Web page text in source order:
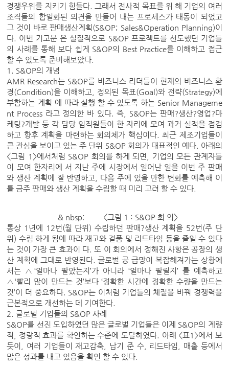
경쟁우위를 지키기 힘들다. 그래서 전사적 목표를 위 해 기업의 여러
조직들의 합일화된 의견을 만들어 내는 프로세스가 태동이 되었고
그 것이 바로 판매생산계획(S&OP; Sales&Operation Planning)이
다. 이번 기고문 은 실질적으로 S&OP 프로젝트를 선도했던 기업들
의 사례를 통해 보다 쉽게 S&OP의 Best Practice를 이해하고 접근
할 수 있도록 준비해보았다.
1. S&OP의 개념
AMR Research는 S&OP를 비즈니스 리더들이 현재의 비즈니스 환
경(Condition)을 이해하고, 정의된 목표(Goal)와 전략(Strategy)에
부합하는 계획 에 따라 실행 할 수 있도록 하는 Senior Manageme
nt Process 라고 정의한 바 있다. 즉, S&OP는 판매?생산?영업?마
케팅?개발 등 각 담당 임직원들이 한 자리에 모여 과거 실적을 점검
하고 향후 계획을 마련하는 회의체가 핵심이다. 최근 제조기업들이
큰 관심을 보이고 있는 주 단위 S&OP 회의가 대표적인 예다. 아래의
<그림 1>에서처럼 S&OP 회의를 하게 되면, 기업의 모든 관계자들
이 모여 한자리에 서 지난 주에 시장에서 일어난 일을 이번 주 판매
와 생산 계획에 잘 반영하고, 다음 주에 있을 만한 변화를 예측해 이
를 금주 판매와 생산 계획을 수립할 때 미리 고려 할 수 있다.
& nbsp; <그림 1 : S&OP 회 의>
통상 1년에 12번(월 단위) 수립하던 판매?생산 계획을 52번(주 단
위) 수립 하게 됨에 따라 재고와 결품 및 리드타임 등을 줄일 수 있다
는 것이 가장 큰 효과이 다. 또 이 회의에서 정해진 사항은 공장의 생
산 계획에 그대로 반영된다. 글로벌 공 급망이 복잡해져가는 상황에
서는 △‘얼마나 팔았는지’가 아니라 ‘얼마나 팔릴지’ 를 예측하고
△‘빨리 많이 만드는 것’보다 ‘정확한 시간에 정확한 수량을 만드는
것’이 더 중요하다. S&OP는 이처럼 기업들의 체질을 바꿔 경쟁력을
근본적으로 개선하는 데 기여한다.
2. 글로벌 기업들의 S&OP 사례
S&OP를 선진 도입하였던 많은 글로벌 기업들은 이제 S&OP의 계량
적, 정량적 효과를 확인하는 수준에 도달하였다. 아래 <표1>에서 보
듯이, 여러 기업들이 재고감축, 납기 준 수, 리드타임, 매출 등에서
많은 성과를 내고 있음을 확인 할 수 있다.